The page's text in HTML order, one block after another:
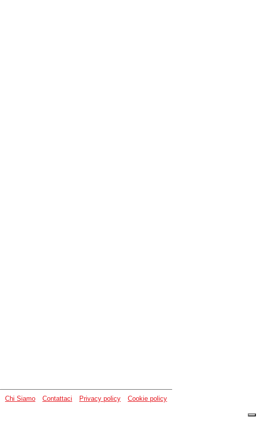
Chi Siamo Contattaci Privacy policy Cookie policy